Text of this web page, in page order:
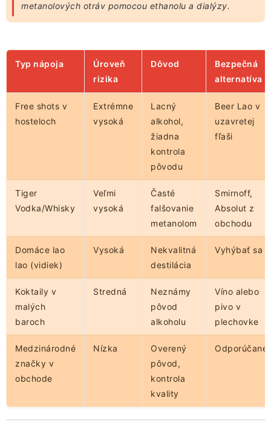
metanolových otráv pomocou ethanolu a dialýzy.
Typ nápoja
Úroveň
rizika
Dôvod
Bezpečná
alternatíva
Free shots v
hosteloch
Extrémne
vysoká
Lacný
alkohol,
žiadna
kontrola
pôvodu
Beer Lao v
uzavretej
fľaši
Tiger
Vodka/Whisky
Veľmi
vysoká
Časté
falšovanie
metanolom
Smirnoff,
Absolut z
obchodu
Domáce lao
lao (vidiek)
Vysoká
Nekvalitná
destilácia
Vyhýbať sa
Koktaily v
malých
baroch
Stredná
Neznámy
pôvod
alkoholu
Víno alebo
pivo v
plechovke
Medzinárodné
značky v
obchode
Nízka
Overený
pôvod,
kontrola
kvality
Odporúčané